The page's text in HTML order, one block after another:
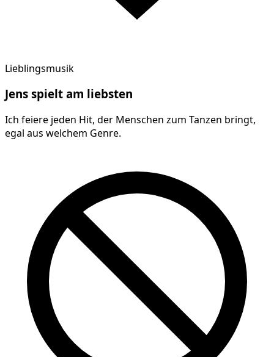
Lieblingsmusik
Jens spielt am liebsten
Ich feiere jeden Hit, der Menschen zum Tanzen bringt,
egal aus welchem Genre.